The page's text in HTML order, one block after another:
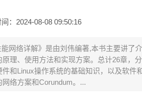
：2024-08-08 09:50:16
能网络详解》是由刘伟编著,本书主要讲了
原理、使用方法和实现方案。总计26章，
和Linux操作系统的基础知识，以及软件
络方案和Corundum。...